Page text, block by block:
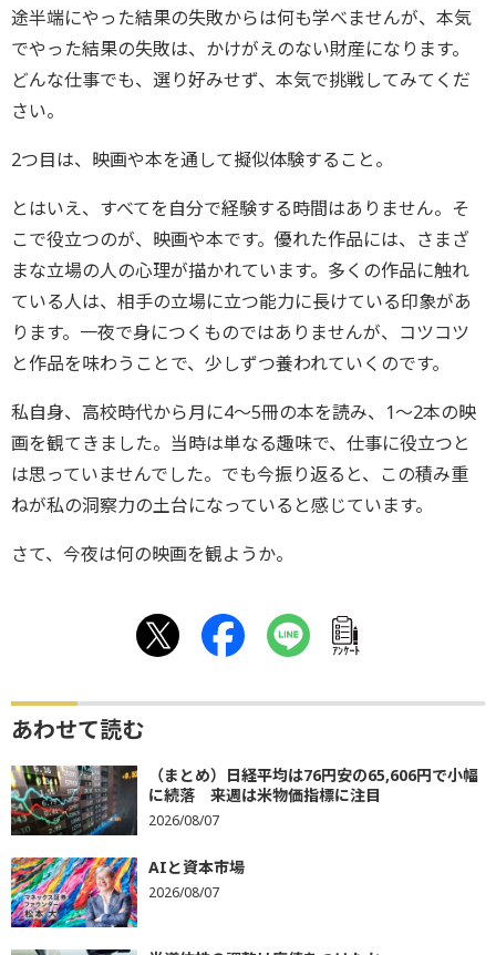
途半端にやった結果の失敗からは何も学べませんが、本気
でやった結果の失敗は、かけがえのない財産になります。
どんな仕事でも、選り好みせず、本気で挑戦してみてくだ
さい。
2つ目は、映画や本を通して擬似体験すること。
とはいえ、すべてを自分で経験する時間はありません。そ
こで役立つのが、映画や本です。優れた作品には、さまざ
まな立場の人の心理が描かれています。多くの作品に触れ
ている人は、相手の立場に立つ能力に長けている印象があ
ります。一夜で身につくものではありませんが、コツコツ
と作品を味わうことで、少しずつ養われていくのです。
私自身、高校時代から月に4～5冊の本を読み、1～2本の映
画を観てきました。当時は単なる趣味で、仕事に役立つと
は思っていませんでした。でも今振り返ると、この積み重
ねが私の洞察力の土台になっていると感じています。
さて、今夜は何の映画を観ようか。
ｱﾝｹｰﾄ
あわせて読む
（まとめ）日経平均は76円安の65,606円で小幅
に続落 来週は米物価指標に注目
2026/08/07
AIと資本市場
2026/08/07